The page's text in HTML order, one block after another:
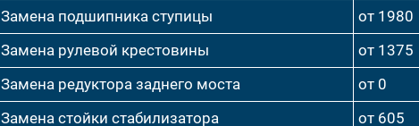
Замена подшипника ступицы
от 1980
Замена рулевой крестовины
от 1375
Замена редуктора заднего моста
от 0
Замена стойки стабилизатора
от 605